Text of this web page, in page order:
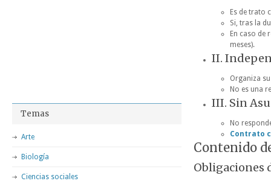
Es de trato
Si, tras la
En caso de
meses).
II.
Organiza
No es una
III. Sin
No
Contrato
Contenido
Obligaciones
Temas
Arte
Biología
Ciencias sociales